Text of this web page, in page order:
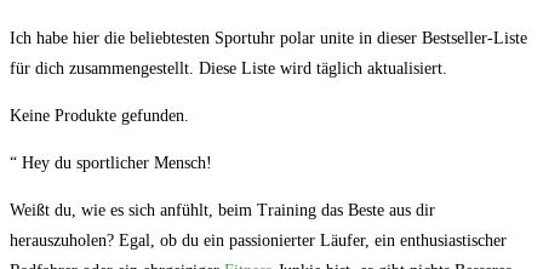
Ich habe hier⁢ die beliebtesten Sportuhr polar unite in dieser Bestseller-Liste
für dich zusammengestellt. Diese Liste wird⁤ täglich aktualisiert.
Keine Produkte gefunden.
“ Hey du sportlicher Mensch!
Weißt du, wie es sich anfühlt, beim Training das​ Beste aus dir ​
herauszuholen? Egal, ob du ein passionierter Läufer, ein ⁤enthusiastischer